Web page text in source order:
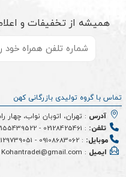
همیشه از تخفیفات و
تماس با گروه تولیدی بازرگانی کهن
آدرس : تهران، اتوبان نواب، چهار راه
تلفن: :
02128425461
-
موبایل: :
09108683062
-
ایمیل : Kohantrade1@gmail.com